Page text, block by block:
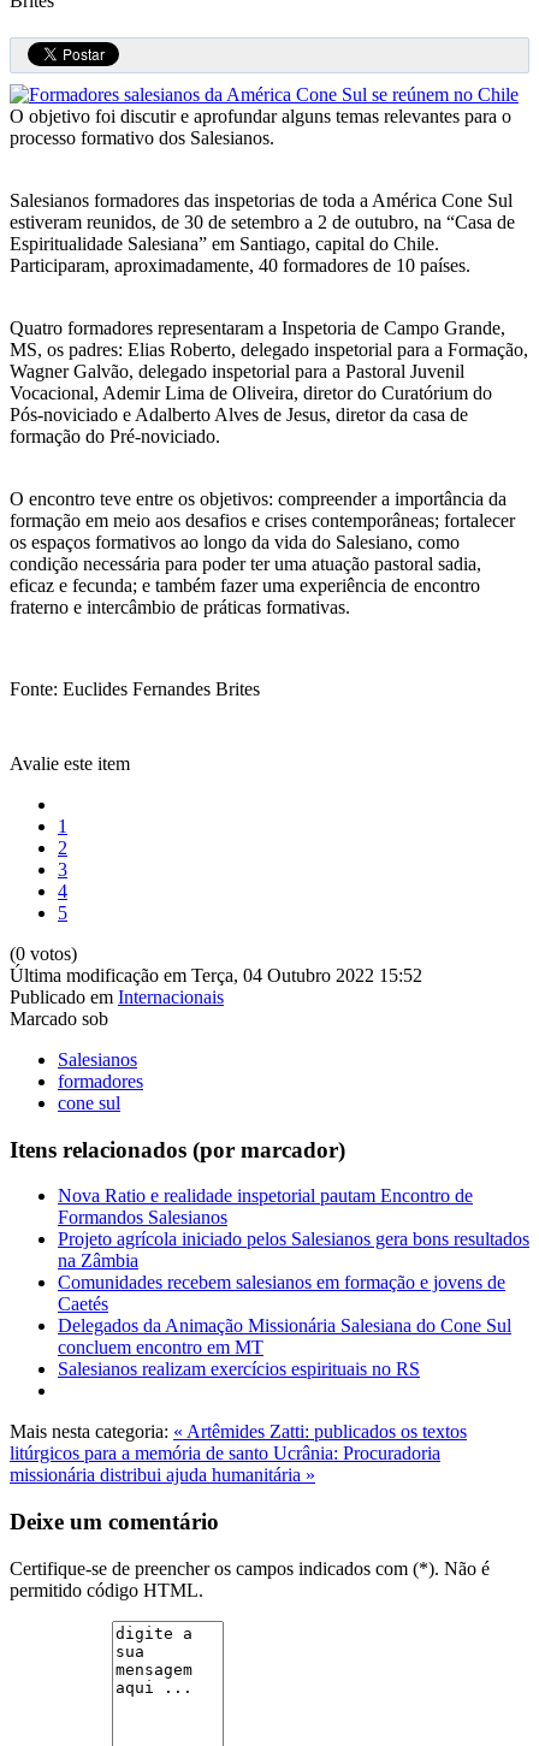
O objetivo foi discutir e aprofundar alguns temas relevantes para o
processo formativo dos Salesianos.
Salesianos formadores das inspetorias de toda a América Cone Sul
estiveram reunidos, de 30 de setembro a 2 de outubro, na “Casa de
Espiritualidade Salesiana” em Santiago, capital do Chile.
Participaram, aproximadamente, 40 formadores de 10 países.
Quatro formadores representaram a Inspetoria de Campo Grande,
MS, os padres: Elias Roberto, delegado inspetorial para a Formação,
Wagner Galvão, delegado inspetorial para a Pastoral Juvenil
Vocacional, Ademir Lima de Oliveira, diretor do Curatórium do
Pós-noviciado e Adalberto Alves de Jesus, diretor da casa de
formação do Pré-noviciado.
O encontro teve entre os objetivos: compreender a importância da
formação em meio aos desafios e crises contemporâneas; fortalecer
os espaços formativos ao longo da vida do Salesiano, como
condição necessária para poder ter uma atuação pastoral sadia,
eficaz e fecunda; e também fazer uma experiência de encontro
fraterno e intercâmbio de práticas formativas.
Fonte: Euclides Fernandes Brites
Avalie este item
1
2
3
4
5
(0 votos)
Última modificação em Terça, 04 Outubro 2022 15:52
Publicado em Internacionais
Marcado sob
Salesianos
formadores
cone sul
Itens relacionados (por marcador)
Nova Ratio e realidade inspetorial pautam Encontro de
Formandos Salesianos
Projeto agrícola iniciado pelos Salesianos gera bons resultados
na Zâmbia
Comunidades recebem salesianos em formação e jovens de
Caetés
Delegados da Animação Missionária Salesiana do Cone Sul
concluem encontro em MT
Salesianos realizam exercícios espirituais no RS
Mais nesta categoria: « Artêmides Zatti: publicados os textos
litúrgicos para a memória de santo Ucrânia: Procuradoria
missionária distribui ajuda humanitária »
Deixe um comentário
Certifique-se de preencher os campos indicados com (*). Não é
permitido código HTML.